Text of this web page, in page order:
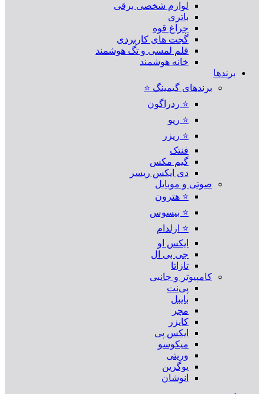
لوازم شخصی برقی
باتری
چراغ قوه
گجت های کاربردی
قلم لمسی و تگ هوشمند
خانه هوشمند
برندها
برندهای گیمینگ ⭐
⭐ ردراگون
⭐ رپو
⭐ ریزر
فنتک
گیم مکس
دی ایکس ریسر
صوتی و موبایل
⭐ هترون
⭐ بیسوس
⭐ ارلدام
ایکس او
جی بی ال
تازاتا
کامپیوتر و جانبی
پی‌نت
بایبل
مچر
کایزر
ایکس پی
میکوسو
وریتی
یوگرین
انوشان